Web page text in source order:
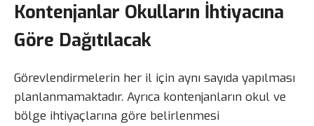
Kontenjanlar Okulların İhtiyacına
Göre Dağıtılacak
Görevlendirmelerin her il için aynı sayıda yapılması
planlanmamaktadır. Ayrıca kontenjanların okul ve
bölge ihtiyaçlarına göre belirlenmesi